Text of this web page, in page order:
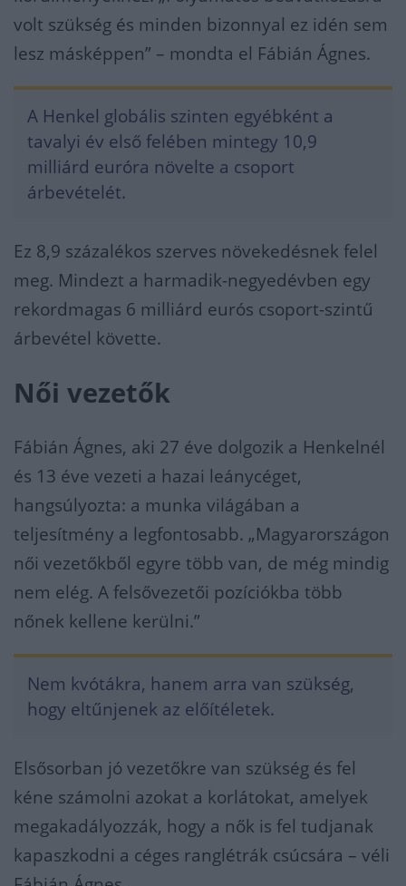
volt szükség és minden bizonnyal ez idén sem
lesz másképpen” – mondta el Fábián Ágnes.
A Henkel globális szinten egyébként a
tavalyi év első felében mintegy 10,9
milliárd euróra növelte a csoport
árbevételét.
Ez 8,9 százalékos szerves növekedésnek felel
meg. Mindezt a harmadik-negyedévben egy
rekordmagas 6 milliárd eurós csoport-szintű
árbevétel követte.
Női vezetők
Fábián Ágnes, aki 27 éve dolgozik a Henkelnél
és 13 éve vezeti a hazai leánycéget,
hangsúlyozta: a munka világában a
teljesítmény a legfontosabb. „Magyarországon
női vezetőkből egyre több van, de még mindig
nem elég. A felsővezetői pozíciókba több
nőnek kellene kerülni.”
Nem kvótákra, hanem arra van szükség,
hogy eltűnjenek az előítéletek.
Elsősorban jó vezetőkre van szükség és fel
kéne számolni azokat a korlátokat, amelyek
megakadályozzák, hogy a nők is fel tudjanak
kapaszkodni a céges ranglétrák csúcsára – véli